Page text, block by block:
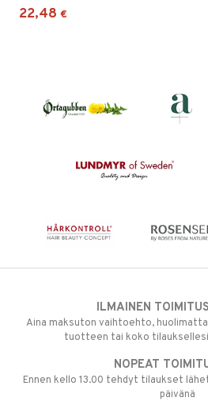
22,48 €
ILMAINEN
Aina maksuton vaihtoehto,
tuotteen tai koko
NOPEAT
Ennen kello 13.00 tehdyt tilaukset
päivänä